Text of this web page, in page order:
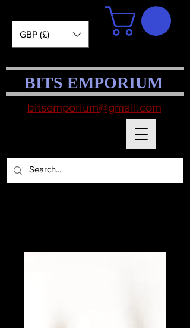
BITS EMPORIUM
GBP (£)
bitsemporium@gmail.com